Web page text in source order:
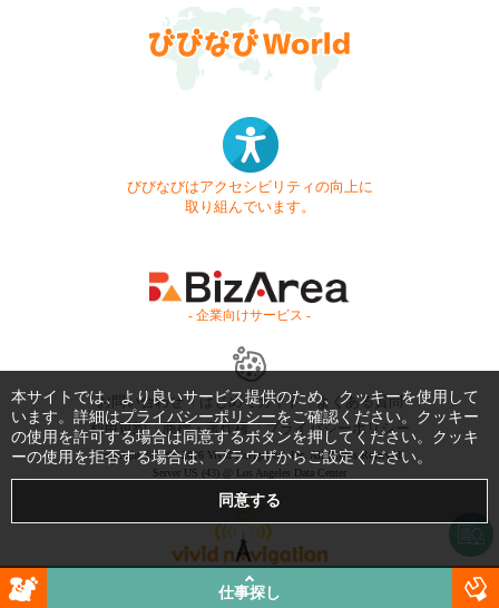
びびなびはアクセシビリティの向上に
取り組んでいます。
- 企業向けサービス -
お問い合わせ はじめてガイド
よくある質問
利用規約
商標・著作権 プライバシーポリシー
Copyright © 1999-2026 Vivid Navigation, Inc. All Rights Reserved.
Server US (43) @ Los Angeles Data Center
仕事探し
本サイトでは、より良いサービス提供のため、クッキーを使用して
います。詳細はプライバシーポリシーをご確認ください。クッキー
の使用を許可する場合は同意するボタンを押してください。クッキ
ーの使用を拒否する場合は、ブラウザからご設定ください。